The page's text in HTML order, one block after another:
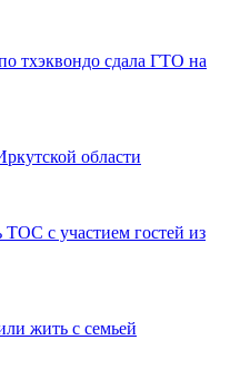
тхэквондо сдала ГТО на
области
ТОС с участием гостей из
жить с семьей